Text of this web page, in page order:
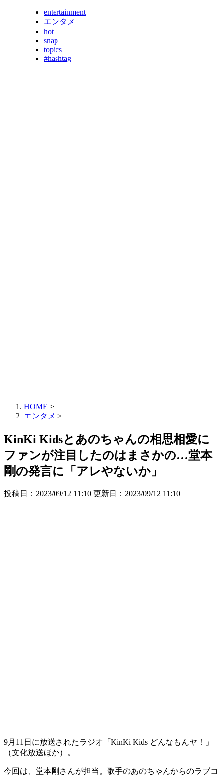
entertainment
エンタメ
hot
snap
topics
#hashtag
HOME >
エンタメ >
KinKi Kidsとあのちゃんの相思相愛に
ファンが注目したのはまさかの…堂本
剛の発言に「アレやないか」
投稿日：2023/09/12 11:10 更新日： 2023/09/12 11:10
9月11日に放送されたラジオ「KinKi Kids どんなもんヤ！」
（文化放送ほか）。
今回は、堂本剛さんが担当。歌手のあのちゃんからのラブコ